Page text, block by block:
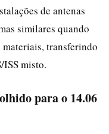
de antenas
similares quando
materiais, transferindo
misto.
para o 14.06